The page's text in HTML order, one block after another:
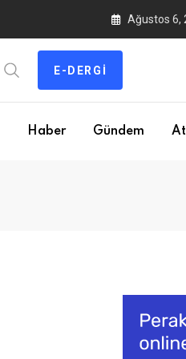
Ağustos 6,
E-DERGI
Haber Gündem